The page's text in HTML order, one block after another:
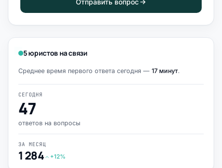
Отправить вопрос
5 юристов на связи
Среднее время первого ответа сегодня — 17 минут.
СЕГОДНЯ
47
ответов на вопросы
ЗА МЕСЯЦ
1 284 +12%